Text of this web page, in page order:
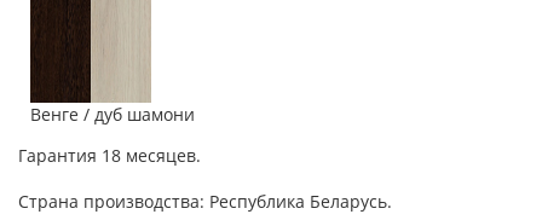
Венге / дуб шамони
Гарантия 18 месяцев.
Страна производства: Республика Беларусь.